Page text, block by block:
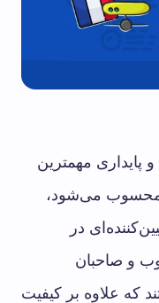
پایداری مهمترین
محسوب می‌شود،
در
و صاحبان
که علاوه بر کیفیت